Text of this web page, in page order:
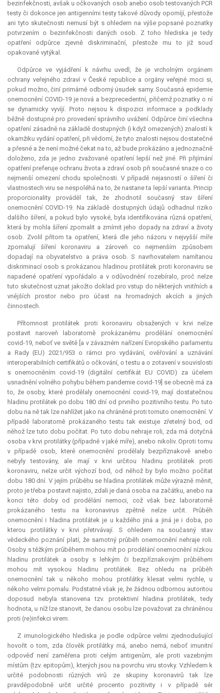
bezinfekčnosti, avšak u očkovaných osob anebo osob testovaných PCR
testy či dokonce jen antigenními testy takové důvody opomíjí, přestože
ani tyto skutečnosti nemusí být s ohledem na výše popsané poznatky
potvrzením o bezinfekčnosti daných osob. Z toho hlediska je tedy
opatření odpůrce zjevně diskriminační, přestože mu to již soud
opakovaně vytýkal.
Odpůrce ve vyjádření k návrhu uvedl, že je vrcholným orgánem
ochrany veřejného zdraví v České republice a orgány veřejné moci si,
pokud možno, činí primárně odborný úsudek samy. Současná epidemie
onemocnění COVID-19 je nová a bezprecedentní, přičemž poznatky o ní
se dynamicky vyvíjí. Proto nejsou k dispozici informace a podklady
běžně dostupné pro provedení správního uvážení. Odpůrce činí všechna
opatření zásadně na základě dostupných (i když omezených) znalostí k
okamžiku vydání opatření, při vědomí, že tyto znalosti nejsou dostatečné
a přesné a že není možné čekat na to, až bude prokázáno a jednoznačně
doloženo, zda je jedno zvažované opatření lepší než jiné. Při přijímání
opatření preferuje ochranu života a zdraví osob při současné snaze o co
nejmenší omezení chodu společnosti. V případě nejasností o šíření či
vlastnostech viru se nespoléhá na to, že nastane ta lepší varianta. Princip
proporcionality prováděl tak, že zhodnotil současný stav šíření
onemocnění COVID-19. Na základě dostupných údajů odhadnul riziko
dalšího šíření, a pokud bylo vysoké, byla identifikována různá opatření,
která by mohla šíření zpomalit a zmírnit jeho dopady na zdraví a životy
osob. Zvolil přitom ta opatření, která dle jeho názoru v nejvyšší míře
zpomalují šíření koronaviru a zároveň co nejmenším způsobem
dopadají na obyvatelstvo a práva osob. S navrhovatelem namítanou
diskriminací osob s prokázanou hladinou protilátek proti koronaviru se
napadené opatření vypořádalo a v odůvodnění rozebíralo, proč nelze
tuto skutečnost uznat jakožto doklad pro vstup do některých vnitřních a
vnějších prostor nebo pro účast na hromadných akcích a jiných
činnostech.
Přítomnost protilátek proti koronaviru obsažených v krvi nelze
postavit naroveň laboratorně prokázanému prodělání onemocnění
covid-19, neboť ve světě [a v závazném nařízení Evropského parlamentu
a Rady (EU) 2021/953 o rámci pro vydávání, ověřování a uznávání
interoperabilních certifikátů o očkování, o testu a o zotavení v souvislosti
s onemocněním covid-19 (digitální certifikát EU COVID) za účelem
usnadnění volného pohybu během pandemie covid-19] se obecně má za
to, že osoby, které prodělaly onemocnění covid-19, mají dostatečnou
hladinu protilátek po dobu 180 dní od prvního pozitivního testu. Po tuto
dobu na ně tak lze nahlížet jako na chráněné proti tomuto onemocnění. V
případě laboratorně prokázaného testu tak existuje zřetelný bod, od
něhož lze tuto dobu počítat. Po tuto dobu nehraje roli, zda má dotyčná
osoba v krvi protilátky (případně v jaké míře), anebo nikoliv. Oproti tomu
v případě osob, které onemocnění prodělaly bezpříznakově anebo
nebyly testovány, ale mají v krvi určitou hladinu protilátek proti
koronaviru, nelze určit výchozí bod, od něhož by bylo možno počítat
dobu 180 dní. V jejím průběhu se hladina protilátek může výrazně měnit,
proto je třeba postavit najisto, zdali je daná osoba na začátku, anebo na
konci této doby od prodělání nemoci, což však bez laboratorně
prokázaného testu na koronavirus zpětně nelze určit. Průběh
onemocnění i hladina protilátek je u každého jiná a jiná je i doba, po
kterou protilátky v krvi přetrvávají. S ohledem na současný stav
vědeckého poznání platí, že samotný průběh onemocnění nehraje roli.
Osoby s těžkým průběhem mohou mít po prodělání onemocnění nízkou
hladinu protilátek a osoby s lehkým či bezpříznakovým průběhem
mohou mít vysokou hladinu protilátek. Bez ohledu na průběh
onemocnění tak u někoho mohou protilátky klesat velmi rychle, u
někoho velmi pomalu. Podstatné však je, že žádnou odbornou autoritou
doposud nebyla stanovena tzv. protektivní hladina protilátek, tedy
hodnota, u níž lze stanovit, že danou osobu lze považovat za chráněnou
proti (re)infekci virem.
Z imunologického hlediska je podle odpůrce velmi zjednodušující
hovořit o tom, zda člověk protilátky má, anebo nemá, neboť imunitní
odpověď není zaměřena proti celým antigenům, ale proti vazebným
místům (tzv. epitopům), kterých jsou na povrchu viru stovky. Vzhledem k
určité podobnosti různých virů ze skupiny koronavirů tak lze
pravděpodobně určit určité procento pozitivity i v případě sér